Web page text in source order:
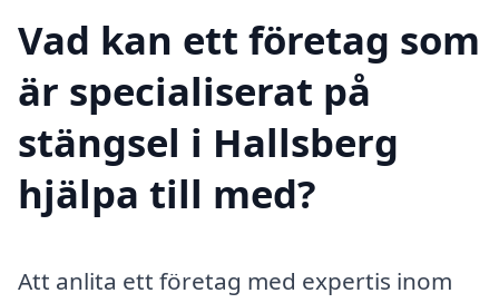
Vad kan ett företag som
är specialiserat på
stängsel i Hallsberg
hjälpa till med?
Att anlita ett företag med expertis inom